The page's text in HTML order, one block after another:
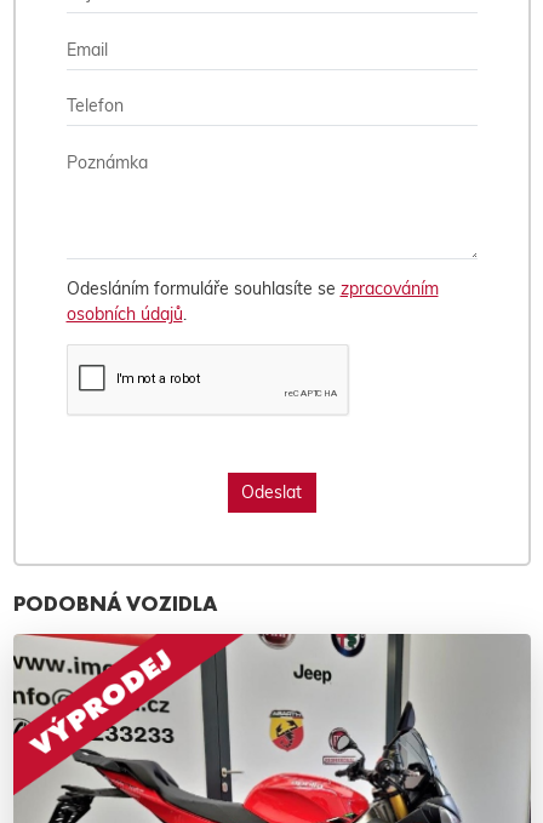
Odesláním formuláře souhlasíte se zpracováním
osobních údajů.
PODOBNÁ VOZIDLA